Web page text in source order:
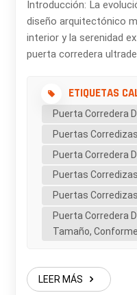
Introducción: La
diseño arquitectónico
interior y la serenidad
puerta corredera
una pieza clave que
panorámicas. Tanto si
como un ático urbano
corredera de marco
equilibrio entre visión
riguroso. 1. El poder de
"minimalista" es la
Mientras que las
estándar suelen tener
visión de 20 mm. Por
20 mm (menos que el
ETIQUETAS
Puerta Corredera
Puertas
Puerta Corredera
Puertas
Puertas
Puerta Corredera
Tamaño, Conforme
LEER MÁS